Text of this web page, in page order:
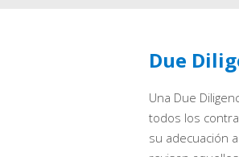
Due
Una Due
todos los
su adecuación